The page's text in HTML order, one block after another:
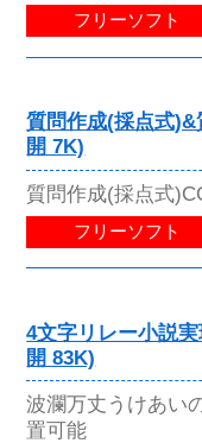
フリーソフト
質問作成(採点式
開 7K)
質問作成(採点式
フリーソフト
4文字リレー小説
開 83K)
波瀾万丈うけあい
置可能